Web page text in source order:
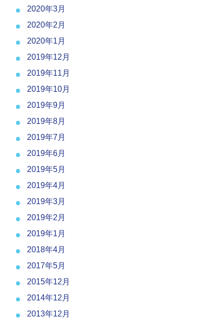
2020年3月
2020年2月
2020年1月
2019年12月
2019年11月
2019年10月
2019年9月
2019年8月
2019年7月
2019年6月
2019年5月
2019年4月
2019年3月
2019年2月
2019年1月
2018年4月
2017年5月
2015年12月
2014年12月
2013年12月